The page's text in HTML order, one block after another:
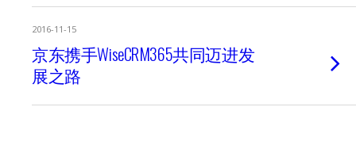
2016-11-15
京东携手WiseCRM365共同迈进发
展之路